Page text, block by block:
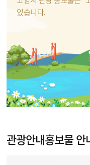
있습니다.
관광안내홍보물 안